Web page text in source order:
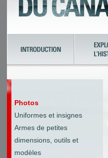
Photos
Uniformes et insignes
Armes de petites
dimensions, outils et
modèles